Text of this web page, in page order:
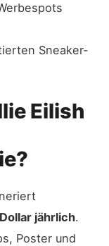
Sneaker-
Eilish
jährlich.
Poster und